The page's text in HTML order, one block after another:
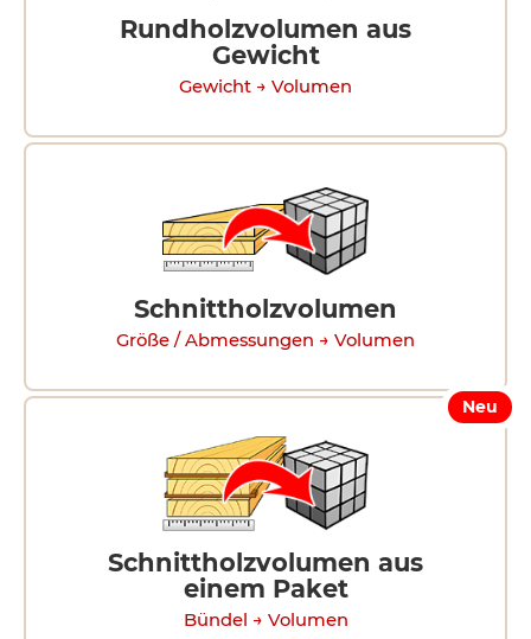
Rundholzvolumen aus
Gewicht
Gewicht → Volumen
Schnittholzvolumen
Größe / Abmessungen → Volumen
Neu
Schnittholzvolumen aus
einem Paket
Bündel → Volumen